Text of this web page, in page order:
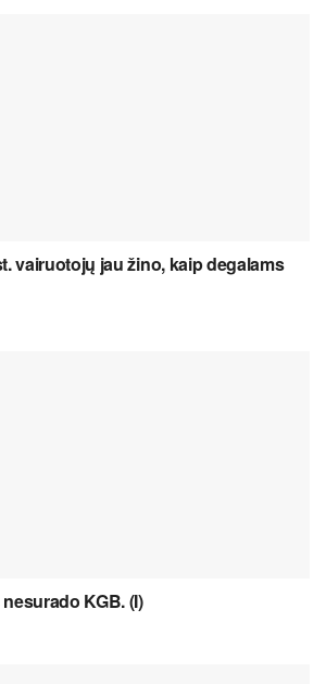
vairuotojų jau žino, kaip degalams
KGB. (I)